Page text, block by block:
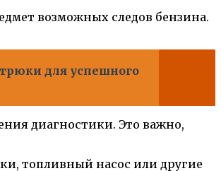
возможных следов бензина.
для успешного
диагностики. Это важно,
топливный насос или другие